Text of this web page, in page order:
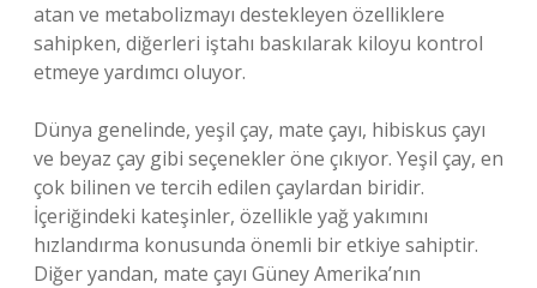
atan ve metabolizmayı destekleyen özelliklere
sahipken, diğerleri iştahı baskılarak kiloyu kontrol
etmeye yardımcı oluyor.
Dünya genelinde, yeşil çay, mate çayı, hibiskus çayı
ve beyaz çay gibi seçenekler öne çıkıyor. Yeşil çay, en
çok bilinen ve tercih edilen çaylardan biridir.
İçeriğindeki kateşinler, özellikle yağ yakımını
hızlandırma konusunda önemli bir etkiye sahiptir.
Diğer yandan, mate çayı Güney Amerika’nın